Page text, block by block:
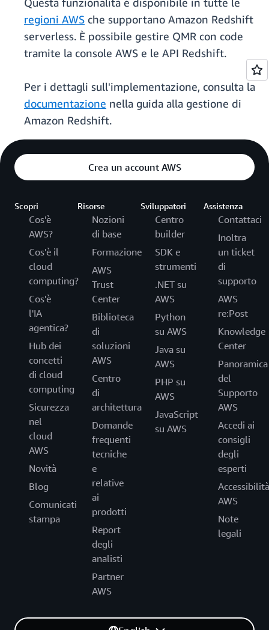
regioni AWS che supportano Amazon Redshift
serverless. È possibile gestire QMR con code
tramite la console AWS e le API Redshift.
Per i dettagli sull'implementazione, consulta la
documentazione nella guida alla gestione di
Amazon Redshift.
Crea un account AWS
Scopri
Cos'è
AWS?
Cos'è il
cloud
computing?
Cos'è
l'IA
agentica?
Hub dei
concetti
di cloud
computing
Sicurezza
nel
cloud
AWS
Novità
Blog
Comunicati
stampa
Risorse
Nozioni
di base
Formazione
AWS
Trust
Center
Biblioteca
di
soluzioni
AWS
Centro
di
architettura
Domande
frequenti
tecniche
e
relative
ai
prodotti
Report
degli
analisti
Partner
AWS
Sviluppatori
Centro
builder
SDK e
strumenti
.NET su
AWS
Python
su AWS
Java su
AWS
PHP su
AWS
JavaScript
su AWS
Assistenza
Contattaci
Inoltra
un ticket
di
supporto
AWS
re:Post
Knowledge
Center
Panoramica
del
Supporto
AWS
Accedi ai
consigli
degli
esperti
Accessibilità
AWS
Note
legali